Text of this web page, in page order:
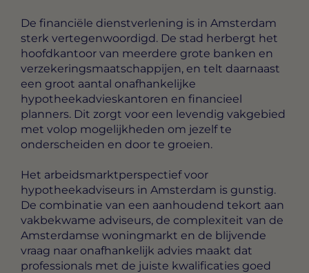
De financiële dienstverlening is in Amsterdam
sterk vertegenwoordigd. De stad herbergt het
hoofdkantoor van meerdere grote banken en
verzekeringsmaatschappijen, en telt daarnaast
een groot aantal onafhankelijke
hypotheekadvieskantoren en financieel
planners. Dit zorgt voor een levendig vakgebied
met volop mogelijkheden om jezelf te
onderscheiden en door te groeien.
Het arbeidsmarktperspectief voor
hypotheekadviseurs in Amsterdam is gunstig.
De combinatie van een aanhoudend tekort aan
vakbekwame adviseurs, de complexiteit van de
Amsterdamse woningmarkt en de blijvende
vraag naar onafhankelijk advies maakt dat
professionals met de juiste kwalificaties goed